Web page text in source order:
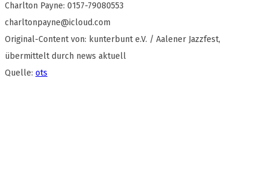
Charlton Payne: 0157-79080553
charltonpayne@icloud.com
Original-Content von: kunterbunt e.V. / Aalener Jazzfest,
übermittelt durch news aktuell
Quelle: ots